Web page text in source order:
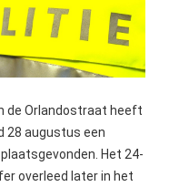
de Orlandostraat heeft
28 augustus een
Het 24-
overleed later in het